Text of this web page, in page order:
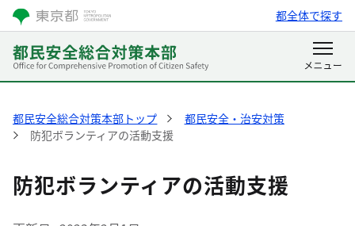
都全体で探す
都民安全総合対策本部トップ
都民安全・治安対策
防犯ボランティアの活動支援
防犯ボランティアの活動支援